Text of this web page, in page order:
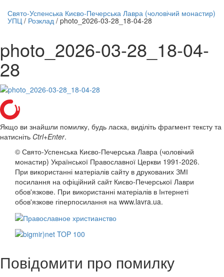
трансляція |
12 вересня
онлайн трансляції
Веб-камери
12 сентября 2015 Название трансляции
Свято-Успенська Києво-Печерська Лавра (чоловічий монастир)
УПЦ / Розклад / photo_2026-03-28_18-04-28
photo_2026-03-28_18-04-
28
Якщо ви знайшли помилку, будь ласка, виділіть фрагмент тексту та
натисніть Ctrl+Enter.
© Свято-Успенська Києво-Печерська Лавра (чоловічий
монастир) Української Православної Церкви 1991-2026.
При використанні матеріалів сайту в друкованих ЗМІ
посилання на офіційний сайт Києво-Печерської Лаври
обов'язкове. При використанні матеріалів в Інтернеті
обов'язкове гіперпосилання на www.lavra.ua.
Повідомити про помилку